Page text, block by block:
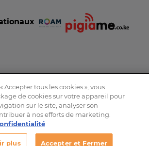
réservés © 2016-2026 Expat-Dakar
Accepter tous les cookies », vous
de cookies sur votre appareil pour
sur le site, analyser son
à nos efforts de marketing.
plus Accepter et Fermer